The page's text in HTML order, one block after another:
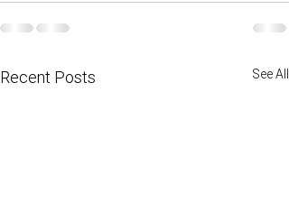
Recent Posts See All